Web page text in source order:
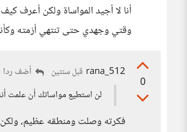
أنا لا أجيد المواساة ولكن
وقتي وجهدي حتى تنتهي أزمته
0
rana_512 قبل سنتين
أضف ردا
لن استطيع مواساتك أن علمت
فكرته وصلت ومنطقه عظيم، ولكن